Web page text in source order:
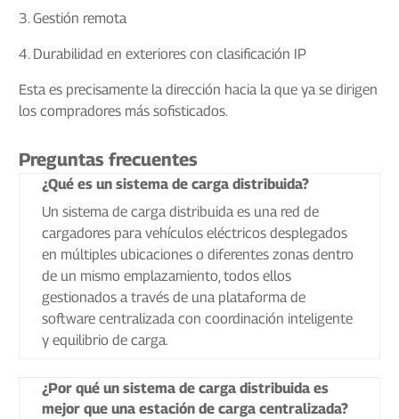
3. Gestión remota
4. Durabilidad en exteriores con clasificación IP
Esta es precisamente la dirección hacia la que ya se dirigen
los compradores más sofisticados.
Preguntas frecuentes
¿Qué es un sistema de carga distribuida?
Un sistema de carga distribuida es una red de
cargadores para vehículos eléctricos desplegados
en múltiples ubicaciones o diferentes zonas dentro
de un mismo emplazamiento, todos ellos
gestionados a través de una plataforma de
software centralizada con coordinación inteligente
y equilibrio de carga.
¿Por qué un sistema de carga distribuida es
mejor que una estación de carga centralizada?